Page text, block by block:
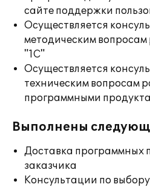
сайте поддержки
Осуществляется
методическим
"1С"
Осуществляется
техническим вопросам
программными
Выполнены
Доставка программных
заказчика
Консультации по